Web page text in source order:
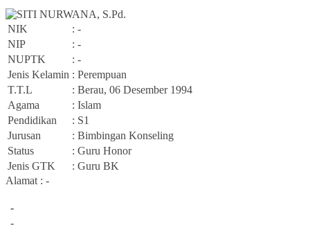
NIK
: -
NIP
: -
NUPTK
: -
Jenis Kelamin : Perempuan
T.T.L
: Berau, 06 Desember 1994
Agama
: Islam
Pendidikan
: S1
Jurusan
: Bimbingan Konseling
Status
: Guru Honor
Jenis GTK
: Guru BK
Alamat : -
-
-